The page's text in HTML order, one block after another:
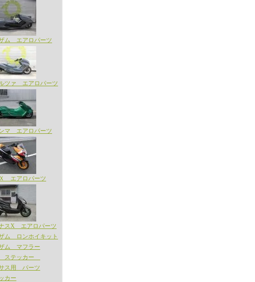
ム エアロパーツ
ツァ エアロパーツ
マ エアロパーツ
エアロパーツ
スX エアロパーツ
ム ロンホイキット
ム マフラー
ステッカー
ス用 パーツ
カー